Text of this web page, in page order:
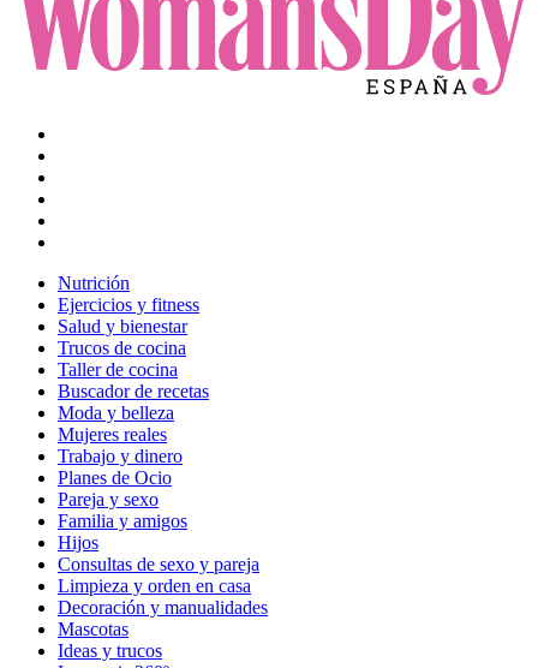
Nutrición
Ejercicios y fitness
Salud y bienestar
Trucos de cocina
Taller de cocina
Buscador de recetas
Moda y belleza
Mujeres reales
Trabajo y dinero
Planes de Ocio
Pareja y sexo
Familia y amigos
Hijos
Consultas de sexo y pareja
Limpieza y orden en casa
Decoración y manualidades
Mascotas
Ideas y trucos